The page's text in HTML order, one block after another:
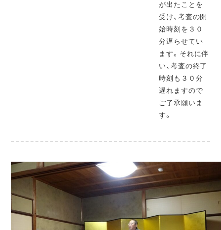
が出たことを
受け、考査の開
始時刻を３０
分遅らせてい
ます。それに伴
い、考査の終了
時刻も３０分
遅れますので
ご了承願いま
す。